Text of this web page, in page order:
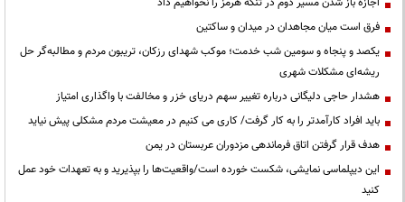
فرق است میان مجاهدان در میدان و ساکتین
یکصد و پنجاه و سومین شب خدمت؛ موکب شهدای رزکان، تریبون مردم و مطالبه‌گر حل
ریشه‌ای مشکلات شهری
هشدار حاجی دلیگانی درباره تغییر سهم دریای خزر و مخالفت با واگذاری امتیاز
باید افراد کارآمدتر را به کار گرفت/ کاری می کنیم در معیشت مردم مشکلی پیش نیاید
هدف قرار گرفتن اتاق‌ فرماندهی مزدوران عربستان در یمن
این دیپلماسی نمایشی، شکست خورده است/واقعیت‌ها را بپذیرید و به تعهدات خود عمل
کنید